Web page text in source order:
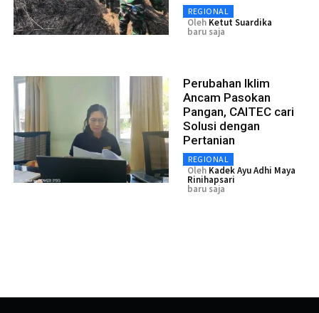
REGIONAL
Oleh Ketut Suardika
baru saja
Perubahan Iklim
Ancam Pasokan
Pangan, CAITEC cari
Solusi dengan
Pertanian
REGIONAL
Oleh Kadek Ayu Adhi Maya
Rinihapsari
baru saja